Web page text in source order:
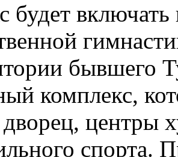
будет
бывшего
комплекс,
центры
спорта.